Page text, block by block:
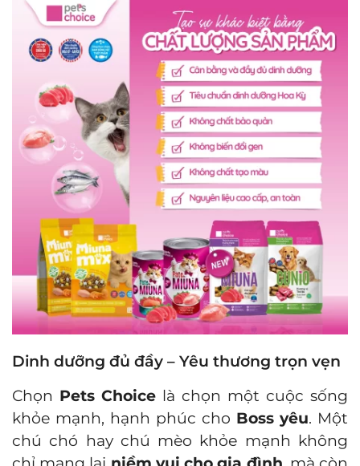
Dinh dưỡng đủ đầy – Yêu thương trọn vẹn
Chọn Pets Choice là chọn một cuộc sống
khỏe mạnh, hạnh phúc cho Boss yêu. Một
chú chó hay chú mèo khỏe mạnh không